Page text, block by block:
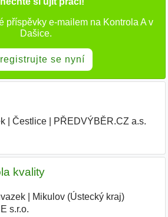
příspěvky e-mailem na Kontrola A v
Dašice.
se nyní
Čestlice PŘEDVÝBĚR.CZ a.s.
kvality
Mikulov (Ústecký kraj)
s.r.o.